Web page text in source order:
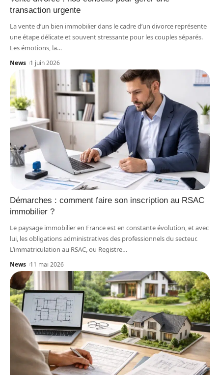
transaction urgente
La vente d’un bien immobilier dans le cadre d’un divorce représente
une étape délicate et souvent stressante pour les couples séparés.
Les émotions, la…
News 1 juin 2026
Démarches : comment faire son inscription au RSAC
immobilier ?
Le paysage immobilier en France est en constante évolution, et avec
lui, les obligations administratives des professionnels du secteur.
L’immatriculation au RSAC, ou Registre…
News 11 mai 2026